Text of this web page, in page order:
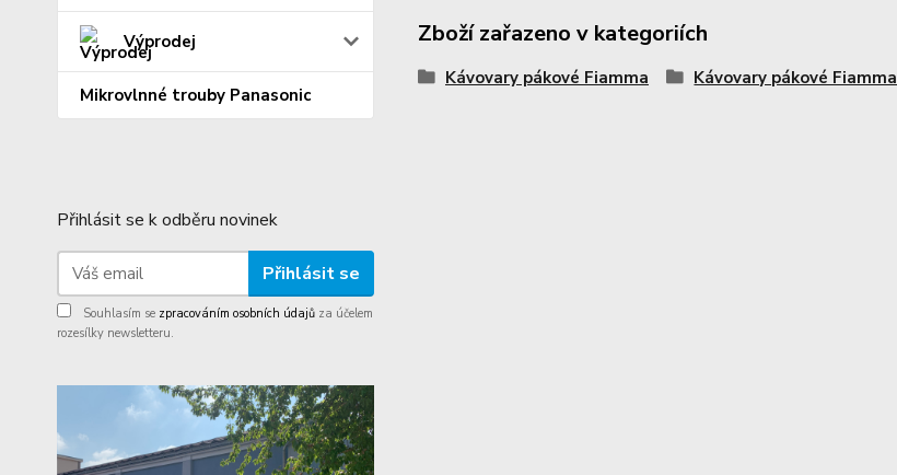
Výprodej
Mikrovlnné trouby Panasonic
Přihlásit se k odběru novinek
Přihlásit se
Souhlasím se zpracováním osobních údajů za účelem
rozesílky newsletteru.
Zboží zařazeno v kategoriích
Kávovary pákové Fiamma Kávovary pákové Fiamma